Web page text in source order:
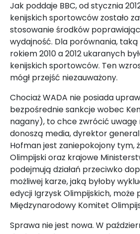
Jak poddaje BBC, od stycznia
kenijskich sportowców zostało
stosowanie środków
wydajność. Dla porównania,
rokiem 2010 a 2012 ukaranych
kenijskich sportowców. Ten
mógł przejść niezauważony.
Chociaż WADA nie posiada
bezpośrednie sankcje wobec
nagany), to chce zwrócić
donoszą media, dyrektor
Hofman jest zaniepokojony tym,
Olimpijski oraz krajowe
podejmują działań przeciwko
możliwej karze, jaką byłoby
edycji Igrzysk Olimpijskich, może
Międzynarodowy Komitet
Sprawa nie jest nowa. W